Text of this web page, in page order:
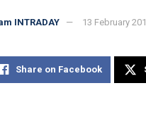
INTRADAY 13 February
Share on Facebook